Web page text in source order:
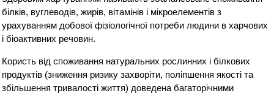
білків, вуглеводів, жирів, вітамінів і мікроелементів з
урахуванням добової фізіологічної потреби людини в харчових
і біоактивних речовин.
Користь від споживання натуральних рослинних і білкових
продуктів (зниження ризику захворіти, поліпшення якості та
збільшення тривалості життя) доведена багаторічними